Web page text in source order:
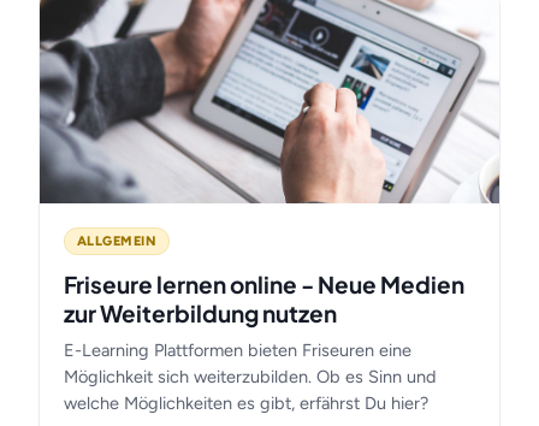
ALLGEMEIN
Friseure lernen online - Neue Medien
zur Weiterbildung nutzen
E-Learning Plattformen bieten Friseuren eine
Möglichkeit sich weiterzubilden. Ob es Sinn und
welche Möglichkeiten es gibt, erfährst Du hier?